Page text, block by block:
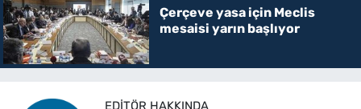
Çerçeve yasa için Meclis
mesaisi yarın başlıyor
EDITÖR HAKKINDA